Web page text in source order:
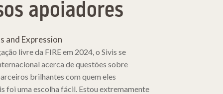
apoiadores
and Expression
livre da FIRE em 2024, o Sivis se
acerca de questões sobre
brilhantes com quem eles
foi uma escolha fácil. Estou extremamente